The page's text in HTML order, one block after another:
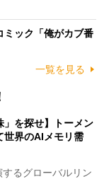
ック「俺がカブ番
一覧を見る
」を探せ】トーメン
世界のAIメモリ需
るグローバルリン